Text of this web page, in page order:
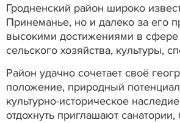
Гродненский район широко
Принеманье, но и далеко за его
высокими достижениями в сфере
сельского хозяйства, культуры,
Район удачно сочетает своё
положение, природный
культурно-историческое
отдохнуть приглашают